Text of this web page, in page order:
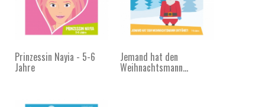
Prinzessin Nayia - 5-6
Jahre
Jemand hat den
Weihnachtsmann...